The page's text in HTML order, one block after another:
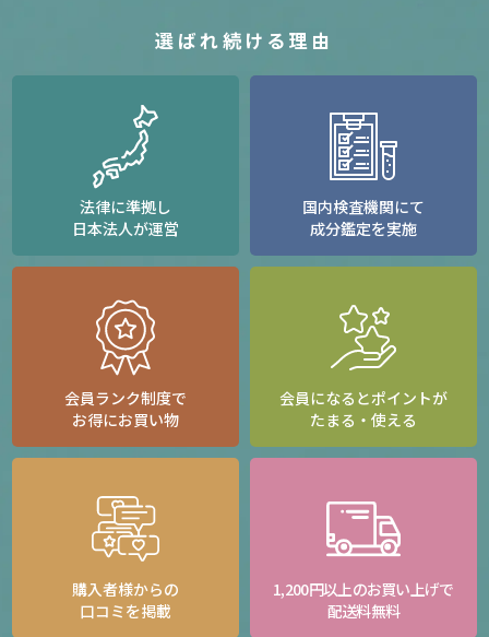
選ばれ続ける理由
法律に準拠し
日本法人が運営
国内検査機関にて
成分鑑定を実施
会員ランク制度で
お得にお買い物
会員になるとポイントが
たまる・使える
購入者様からの
口コミを掲載
1,200円以上のお買い上げで
配送料無料